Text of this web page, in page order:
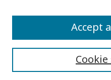
Accept